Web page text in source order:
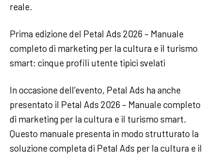
reale.
Prima edizione del Petal Ads 2026 – Manuale
completo di marketing per la cultura e il turismo
smart: cinque profili utente tipici svelati
In occasione dell’evento, Petal Ads ha anche
presentato il Petal Ads 2026 – Manuale completo
di marketing per la cultura e il turismo smart.
Questo manuale presenta in modo strutturato la
soluzione completa di Petal Ads per la cultura e il